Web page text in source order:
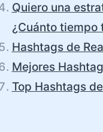
Quiero una
¿Cuánto tiempo
Hashtags de
Mejores
Top Hashtags